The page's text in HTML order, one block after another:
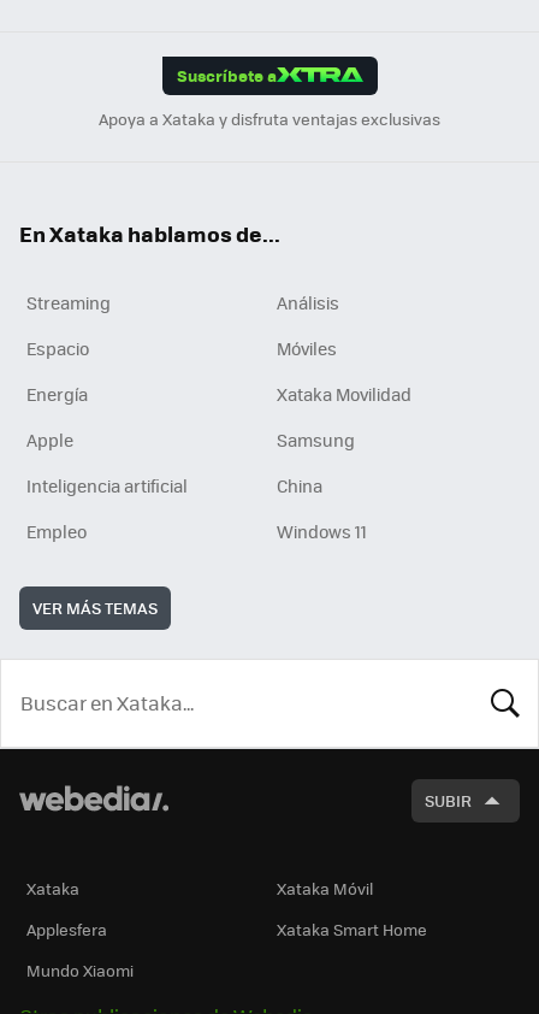
Suscríbete a
Apoya a Xataka y disfruta ventajas exclusivas
En Xataka hablamos de...
Streaming
Análisis
Espacio
Móviles
Energía
Xataka Movilidad
Apple
Samsung
Inteligencia artificial
China
Empleo
Windows 11
VER MÁS TEMAS
SUBIR
Xataka
Xataka Móvil
Applesfera
Xataka Smart Home
Mundo Xiaomi